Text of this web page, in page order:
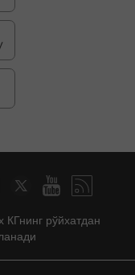
КГнинг рўйхатдан